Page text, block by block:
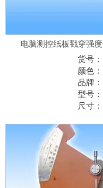
电脑测控纸板戳穿强
货号：
颜色：
品牌：
型号：
尺寸：